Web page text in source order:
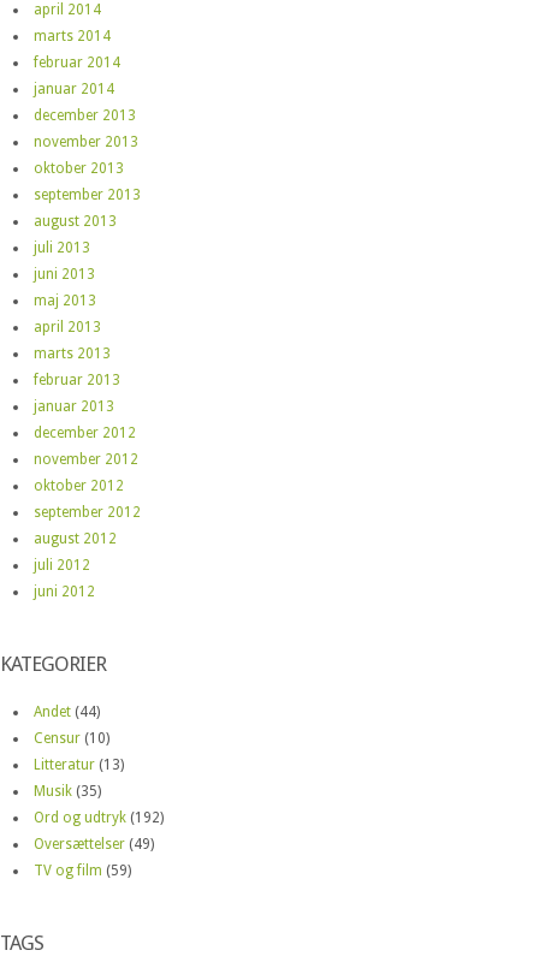
april 2014
marts 2014
februar 2014
januar 2014
december 2013
november 2013
oktober 2013
september 2013
august 2013
juli 2013
juni 2013
maj 2013
april 2013
marts 2013
februar 2013
januar 2013
december 2012
november 2012
oktober 2012
september 2012
august 2012
juli 2012
juni 2012
KATEGORIER
Andet (44)
Censur (10)
Litteratur (13)
Musik (35)
Ord og udtryk (192)
Oversættelser (49)
TV og film (59)
TAGS